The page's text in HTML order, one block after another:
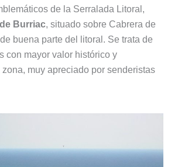
de la Serralada Litoral,
Burriac, situado sobre Cabrera de
buena parte del litoral. Se trata de
con mayor valor histórico y
muy apreciado por senderistas